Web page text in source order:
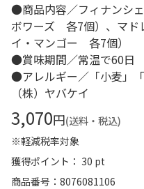
●商品内容／フィナンシ
ボワーズ 各7個）、マド
イ・マンゴー 各7個）
●賞味期間／常温で60日
●アレルギー／「小麦」
（株）ヤバケイ
3,070円(送料・税込)
※軽減税率対象
獲得ポイント： 30 pt
商品番号
8076081106